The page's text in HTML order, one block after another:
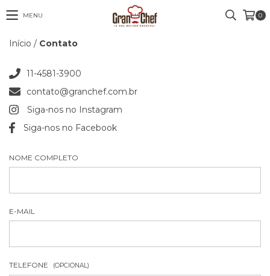
MENU 0
Início / Contato
11-4581-3900
contato@granchef.com.br
Siga-nos no Instagram
Siga-nos no Facebook
NOME COMPLETO
E-MAIL
TELEFONE (OPCIONAL)